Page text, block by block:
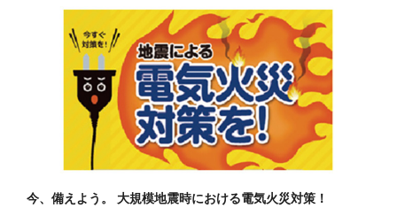
今、備えよう。 大規模地震時における電気火災対策！